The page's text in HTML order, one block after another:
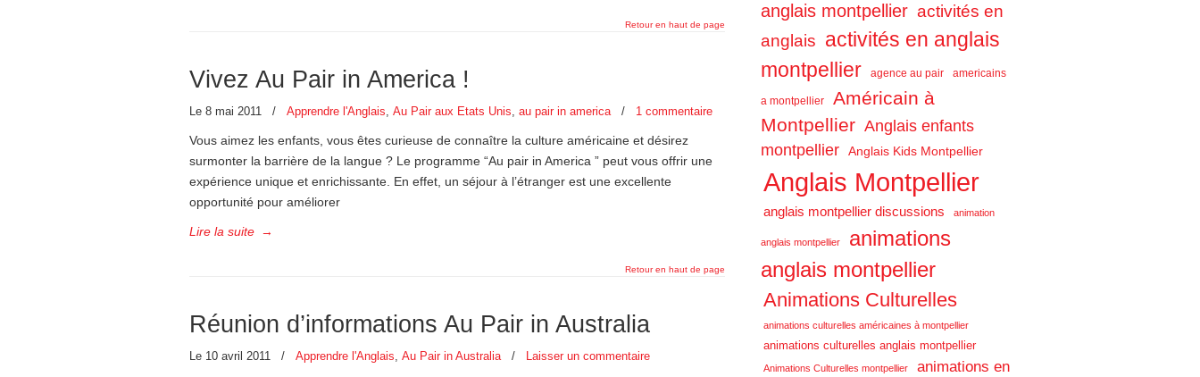
Retour en haut de page
Vivez Au Pair in America !
Le 8 mai 2011 / Apprendre l'Anglais, Au Pair aux Etats Unis, au pair in america / 1 commentaire
Vous aimez les enfants, vous êtes curieuse de connaître la culture américaine et désirez
surmonter la barrière de la langue ? Le programme “Au pair in America ” peut vous offrir une
expérience unique et enrichissante. En effet, un séjour à l’étranger est une excellente
opportunité pour améliorer
Lire la suite →
Retour en haut de page
Réunion d’informations Au Pair in Australia
Le 10 avril 2011 / Apprendre l'Anglais, Au Pair in Australia / Laisser un commentaire
anglais montpellier activités en
anglais activités en anglais
montpellier
agence au pair americains
a montpellier
Américain à
Montpellier Anglais enfants
montpellier
Anglais Kids Montpellier
Anglais Montpellier
anglais montpellier discussions animation
anglais montpellier
animations
anglais montpellier
Animations Culturelles
animations culturelles américaines à montpellier
animations culturelles anglais montpellier
Animations Culturelles montpellier
animations en